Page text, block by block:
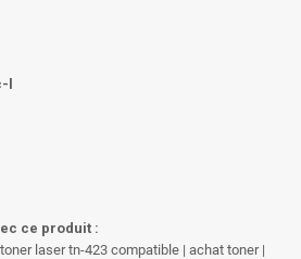
l
ce produit :
laser tn-423 compatible | achat toner |